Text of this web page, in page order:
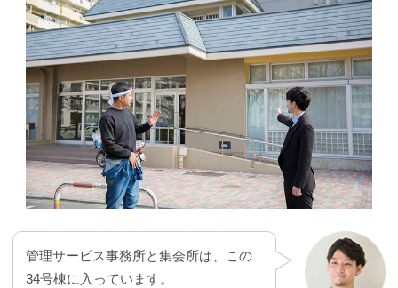
管理サービス事務所と集会所は、この
34号棟に入っています。